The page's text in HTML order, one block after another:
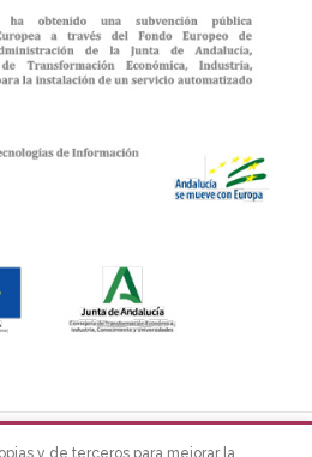
2022 Design byLa TribuEstudio
y de terceros para mejorar la